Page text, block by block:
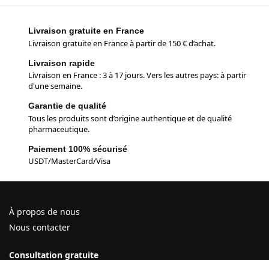
Livraison gratuite en France
Livraison gratuite en France à partir de 150 € d’achat.
Livraison rapide
Livraison en France : 3 à 17 jours. Vers les autres pays: à partir
d'une semaine.
Garantie de qualité
Tous les produits sont d’origine authentique et de qualité
pharmaceutique.
Paiement 100% sécurisé
USDT/MasterCard/Visa
À propos de nous
Nous contacter
Consultation gratuite